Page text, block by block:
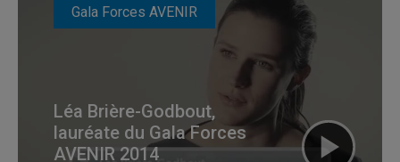
Gala Forces AVENIR
Léa Brière-Godbout,
lauréate du Gala Forces
AVENIR 2014